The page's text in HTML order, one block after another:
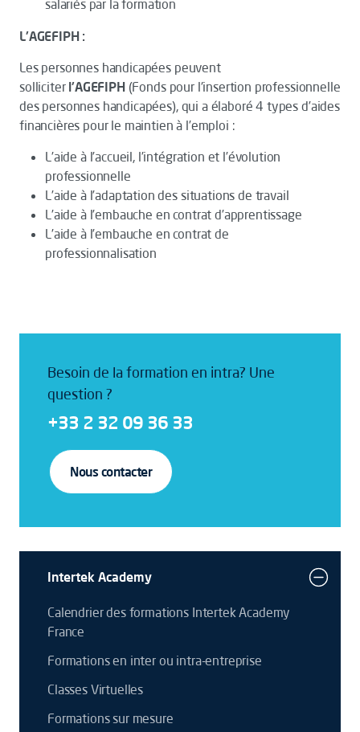
salariés par la formation
L'AGEFIPH :
Les personnes handicapées peuvent
solliciter l'AGEFIPH(Fonds pour l'insertion professionnelle
des personnes handicapées), qui a élaboré 4 types d’aides
financières pour le maintien à l’emploi :
L’aide à l’accueil, l’intégration et l’évolution
professionnelle
L’aide à l’adaptation des situations de travail
L’aide à l’embauche en contrat d’apprentissage
L’aide à l’embauche en contrat de
professionnalisation
Besoin de la formation en intra? Une
question ?
+33 2 32 09 36 33
Nous contacter
Intertek Academy
Calendrier des formations Intertek Academy
France
Formations en inter ou intra-entreprise
Classes Virtuelles
Formations sur mesure